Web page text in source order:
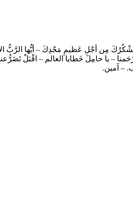
مِن أجْلِ عَظيمِ مَجْدِكَ – أيُّها الرَّبُّ
– يا حامِلَ خَطايا العالم – اقْبَلْ
– آمين.